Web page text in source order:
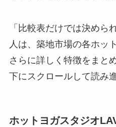
「比較表だけでは決めら
人は、築地市場の各ホッ
さらに詳しく特徴をまと
下にスクロールして読み
ホットヨガスタジオ